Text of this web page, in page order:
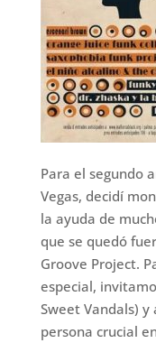
Para el segundo
Vegas, decidí
la ayuda de
que se quedó
Groove Project.
especial,
Sweet Vandals) y
persona crucial